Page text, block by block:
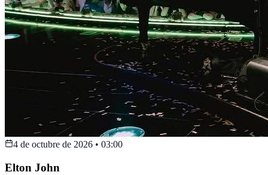
4 de octubre de 2026 • 03:00
Elton John